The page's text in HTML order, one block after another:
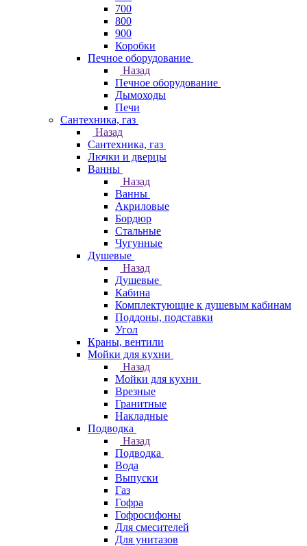
700
800
900
Коробки
Печное оборудование
Назад
Печное оборудование
Дымоходы
Печи
Сантехника, газ
Назад
Сантехника, газ
Лючки и дверцы
Ванны
Назад
Ванны
Акриловые
Бордюр
Стальные
Чугунные
Душевые
Назад
Душевые
Кабина
Комплектующие к душевым кабинам
Поддоны, подставки
Угол
Краны, вентили
Мойки для кухни
Назад
Мойки для кухни
Врезные
Гранитные
Накладные
Подводка
Назад
Подводка
Вода
Выпуски
Газ
Гофра
Гофросифоны
Для смесителей
Для унитазов